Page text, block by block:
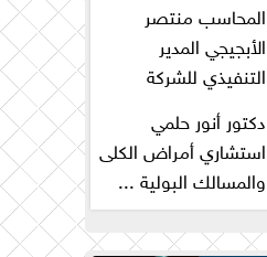
المحاسب منتصر
الأبجيجي المدير
التنفيذي للشركة
المصرية للتنمية الزراعية
دكتور أنور حلمي
استشاري أمراض الكلى
والمسالك البولية ...
زيادة جراحات